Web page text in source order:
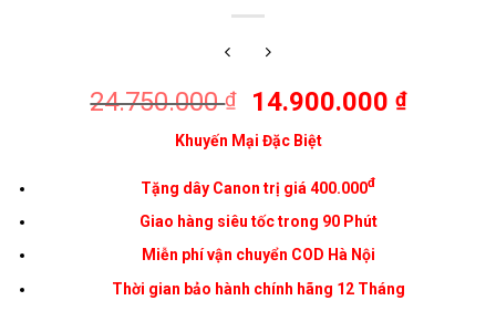
24.750.000₫ 14.900.000 ₫
Khuyến Mại Đặc Biệt
Tặng dây Canontrị giá 400.000đ
Giao hàng siêu tốc trong 90 Phút
Miễn phí vận chuyển COD Hà Nội
Thời gian bảo hành chính hãng 12 Tháng